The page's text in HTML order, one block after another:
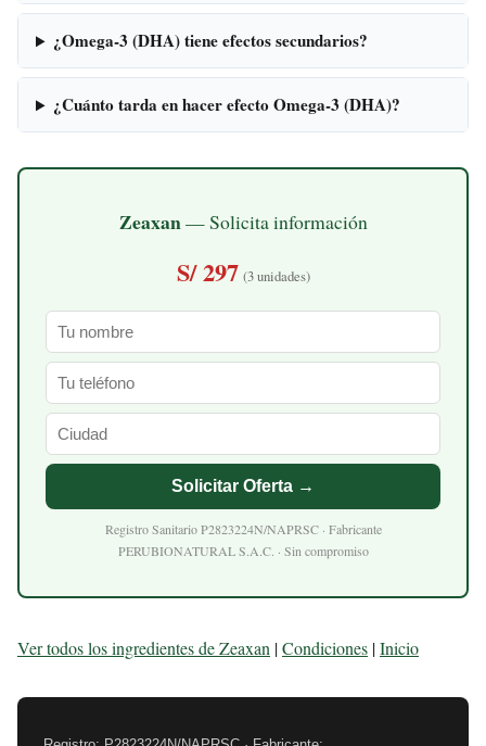
¿Omega-3 (DHA) tiene efectos secundarios?
¿Cuánto tarda en hacer efecto Omega-3 (DHA)?
Zeaxan— Solicita información
S/ 297 (3 unidades)
Solicitar Oferta →
Registro Sanitario P2823224N/NAPRSC · Fabricante
PERUBIONATURAL S.A.C. · Sin compromiso
Ver todos los ingredientes de Zeaxan |Condiciones |Inicio